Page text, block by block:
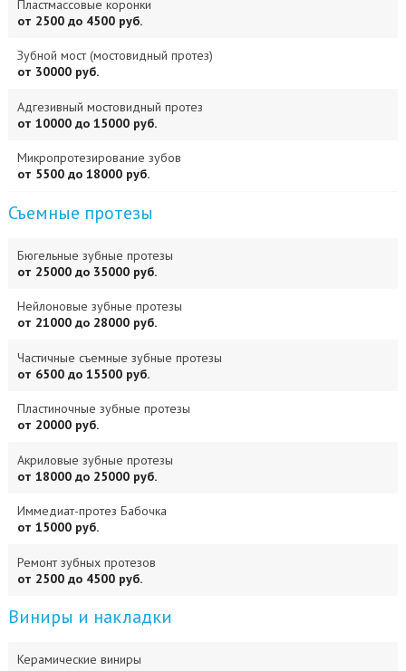
Пластмассовые коронки
от 2500 до 4500 руб.
Зубной мост (мостовидный протез)
от 30000 руб.
Адгезивный мостовидный протез
от 10000 до 15000 руб.
Микропротезирование зубов
от 5500 до 18000 руб.
Съемные протезы
Бюгельные зубные протезы
от 25000 до 35000 руб.
Нейлоновые зубные протезы
от 21000 до 28000 руб.
Частичные съемные зубные протезы
от 6500 до 15500 руб.
Пластиночные зубные протезы
от 20000 руб.
Акриловые зубные протезы
от 18000 до 25000 руб.
Иммедиат-протез Бабочка
от 15000 руб.
Ремонт зубных протезов
от 2500 до 4500 руб.
Виниры и накладки
Керамические виниры